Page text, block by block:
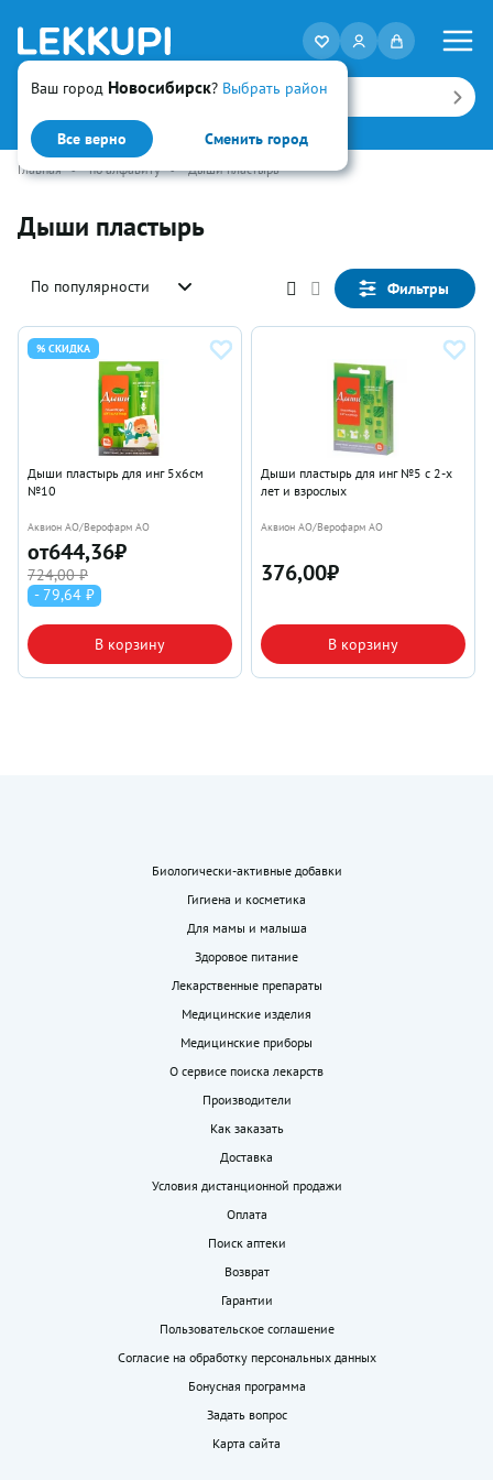
Ваш город Новосибирск? Выбрать район
Все верно Сменить город
Искать
Главная • по алфавиту • Дыши пластырь
Дыши пластырь
По популярности Фильтры
% СКИДКА
Дыши пластырь для инг 5х6см
№10
Аквион АО/Верофарм АО
от644,36₽
724,00 ₽
- 79,64 ₽
В корзину
Дыши пластырь для инг №5 с 2-х
лет и взрослых
Аквион АО/Верофарм АО
376,00₽
В корзину
Биологически-активные добавки
Гигиена и косметика
Для мамы и малыша
Здоровое питание
Лекарственные препараты
Медицинские изделия
Медицинские приборы
О сервисе поиска лекарств
Производители
Как заказать
Доставка
Условия дистанционной продажи
Оплата
Поиск аптеки
Возврат
Гарантии
Пользовательское соглашение
Согласие на обработку персональных данных
Бонусная программа
Задать вопрос
Карта сайта